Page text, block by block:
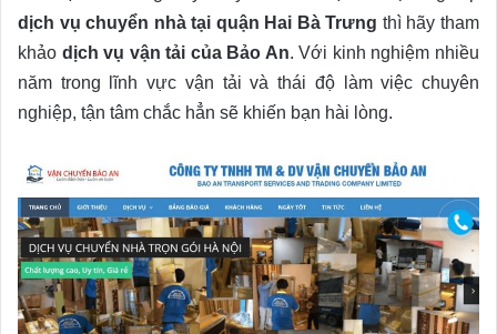
dịch vụ chuyển nhà tại quận Hai Bà Trưng thì hãy tham
khảo dịch vụ vận tải của Bảo An. Với kinh nghiệm nhiều
năm trong lĩnh vực vận tải và thái độ làm việc chuyên
nghiệp, tận tâm chắc hẳn sẽ khiến bạn hài lòng.